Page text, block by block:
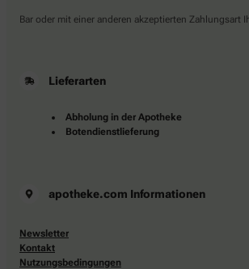
Bar oder mit einer anderen akzeptierten Zahlungsart
Lieferarten
Abholung in der Apotheke
Botendienstlieferung
apotheke.com Informationen
Newsletter
Kontakt
Nutzungsbedingungen